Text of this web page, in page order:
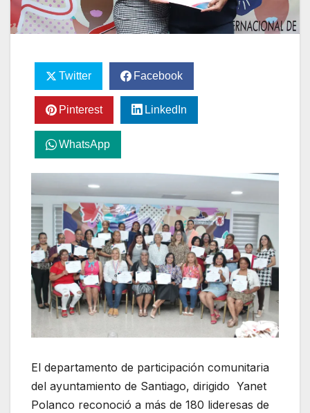
Twitter Facebook
Pinterest LinkedIn
WhatsApp
El departamento de participación comunitaria
del ayuntamiento de Santiago, dirigido Yanet
Polanco reconoció a más de 180 lideresas de